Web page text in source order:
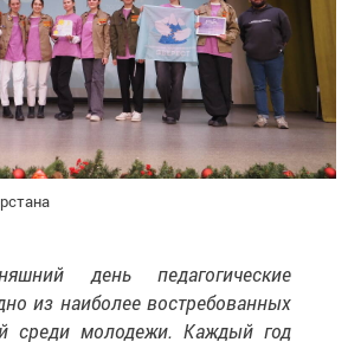
день педагогические
из наиболее востребованных
среди молодежи. Каждый год